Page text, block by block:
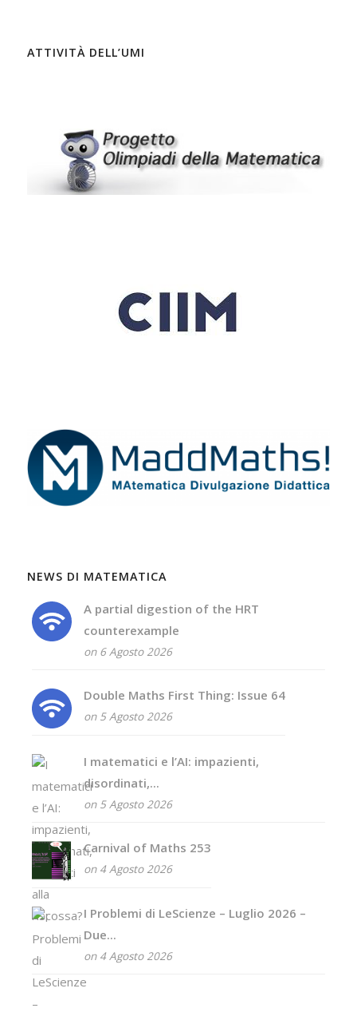
ATTIVITÀ DELL’UMI
NEWS DI MATEMATICA
A partial digestion of the HRT
counterexample
on 6 Agosto 2026
Double Maths First Thing: Issue 64
on 5 Agosto 2026
I matematici e l’AI: impazienti,
disordinati,...
on 5 Agosto 2026
Carnival of Maths 253
on 4 Agosto 2026
I Problemi di LeScienze – Luglio 2026 –
Due...
on 4 Agosto 2026